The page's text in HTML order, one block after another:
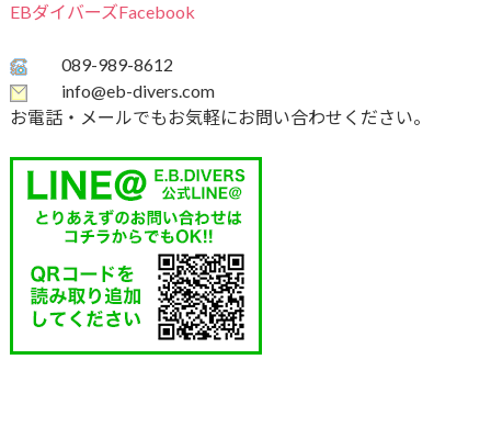
EBダイバーズFacebook
089-989-8612
info@eb-divers.com
お電話・メールでもお気軽にお問い合わせください。